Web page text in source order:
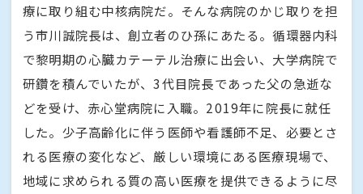
療に取り組む中核病院だ。そんな病院のかじ取りを担
う市川誠院長は、創立者のひ孫にあたる。循環器内科
で黎明期の心臓カテーテル治療に出会い、大学病院で
研鑽を積んでいたが、3代目院長であった父の急逝な
どを受け、赤心堂病院に入職。2019年に院長に就任
した。少子高齢化に伴う医師や看護師不足、必要とさ
れる医療の変化など、厳しい環境にある医療現場で、
地域に求められる質の高い医療を提供できるように尽